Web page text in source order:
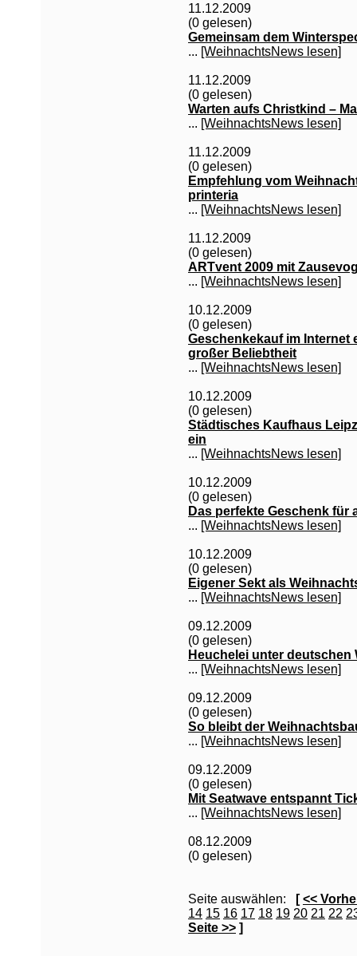
11.12.2009
(0 gelesen)
Gemeinsam dem
... [WeihnachtsNews lesen]
11.12.2009
(0 gelesen)
Warten aufs Christkind –
... [WeihnachtsNews lesen]
11.12.2009
(0 gelesen)
Empfehlung vom
printeria
... [WeihnachtsNews lesen]
11.12.2009
(0 gelesen)
ARTvent 2009 mit
... [WeihnachtsNews lesen]
10.12.2009
(0 gelesen)
Geschenkekauf im Internet
großer Beliebtheit
... [WeihnachtsNews lesen]
10.12.2009
(0 gelesen)
Städtisches Kaufhaus
ein
... [WeihnachtsNews lesen]
10.12.2009
(0 gelesen)
Das perfekte Geschenk für
... [WeihnachtsNews lesen]
10.12.2009
(0 gelesen)
Eigener Sekt als
... [WeihnachtsNews lesen]
09.12.2009
(0 gelesen)
Heuchelei unter deutschen
... [WeihnachtsNews lesen]
09.12.2009
(0 gelesen)
So bleibt der
... [WeihnachtsNews lesen]
09.12.2009
(0 gelesen)
Mit Seatwave entspannt
... [WeihnachtsNews lesen]
08.12.2009
(0 gelesen)
Seite auswählen: [<<
14 15 16 17 18 19 20 21 22
Seite >> ]